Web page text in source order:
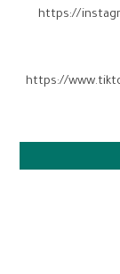
‏https://
https://